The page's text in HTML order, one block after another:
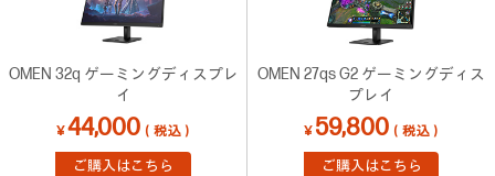
OMEN 32q ゲーミングディスプレ
イ
￥44,000（税込）
ご購入はこちら
OMEN 27qs G2 ゲーミングディス
プレイ
￥ 59,800（税込）
ご購入はこちら